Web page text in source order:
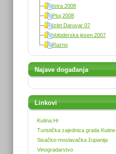
Istra 2008
Ptuj 2008
Izlet Daruvar 07
Voloderska jesen 2007
Razno
Najave događanja
Linkovi
Kutina.Hr
Turistička zajednica grada Kutine
Sisačko-moslavačka županija
Vinogradarstvo